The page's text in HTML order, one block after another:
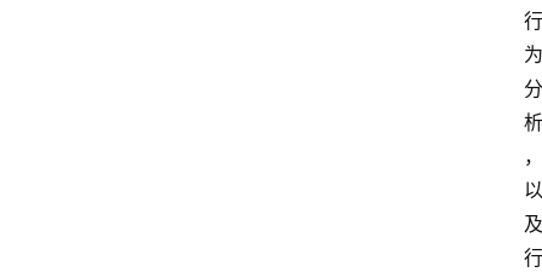
行
为
分
析
，
以
及
行